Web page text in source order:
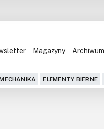
Magazyny Archiwum
ELEMENTY BIERNE
Blog